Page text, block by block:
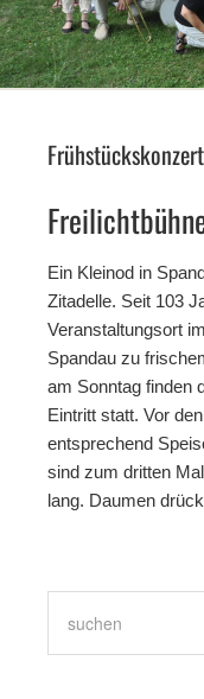
Frühstückskonzert
Ein Kleinod in
Zitadelle. Seit 103
Veranstaltungsort
Spandau zu
am Sonntag finden
Eintritt statt. Vor
entsprechend
sind zum dritten
lang. Daumen